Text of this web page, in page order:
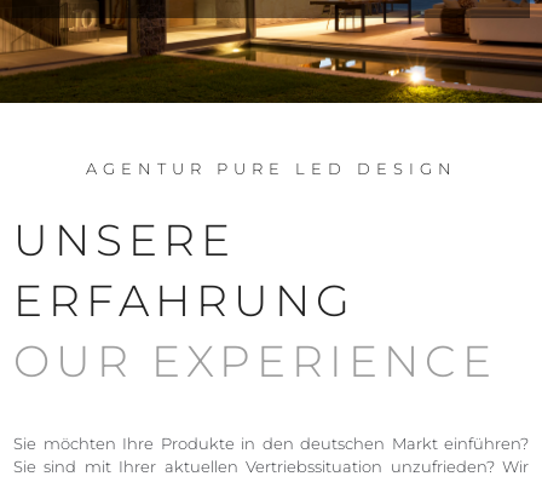
AGENTUR PURE LED DESIGN
UNSERE
ERFAHRUNG
OUR EXPERIENCE
Sie möchten Ihre Produkte in den deutschen Markt einführen?
Sie sind mit Ihrer aktuellen Vertriebssituation unzufrieden? Wir